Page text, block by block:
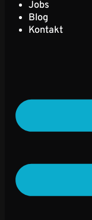
Jobs
Blog
Kontakt